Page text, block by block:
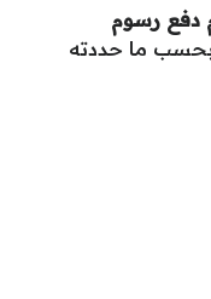
دفع رسوم
ما حددته